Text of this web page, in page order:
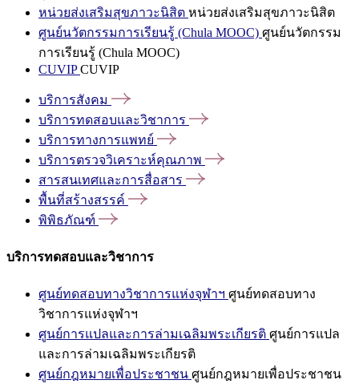
หน่วยส่งเสริมสุขภาวะนิสิต หน่วยส่งเสริมสุขภาวะนิสิต
ศูนย์นวัตกรรมการเรียนรู้ (Chula MOOC) ศูนย์นวัตกรรม
การเรียนรู้ (Chula MOOC)
CUVIPCUVIP
บริการสังคม
บริการทดสอบและวิชาการ
บริการทางการแพทย์
บริการตรวจวิเคราะห์คุณภาพ
สารสนเทศและการสื่อสาร
พื้นที่สร้างสรรค์
พิพิธภัณฑ์
บริการทดสอบและวิชาการ
ศูนย์ทดสอบทางวิชาการแห่งจุฬาฯ ศูนย์ทดสอบทาง
วิชาการแห่งจุฬาฯ
ศูนย์การแปลและการล่ามเฉลิมพระเกียรติ ศูนย์การแปล
และการล่ามเฉลิมพระเกียรติ
ศูนย์กฎหมายเพื่อประชาชน ศูนย์กฎหมายเพื่อประชาชน